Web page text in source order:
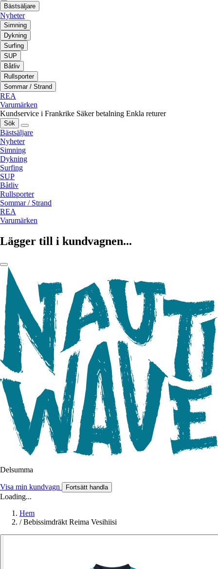
Bästsäljare
Nyheter
Simning
Dykning
Surfing
SUP
Båtliv
Rullsporter
Sommar / Strand
REA
Varumärken
Kundservice i Frankrike Säker betalning Enkla returer
Sök
Bästsäljare
Nyheter
Simning
Dykning
Surfing
SUP
Båtliv
Rullsporter
Sommar / Strand
REA
Varumärken
Lägger till i kundvagnen...
Delsumma
Visa min kundvagn Fortsätt handla
Loading...
Hem
/ Bebissimdräkt Reima Vesihiisi